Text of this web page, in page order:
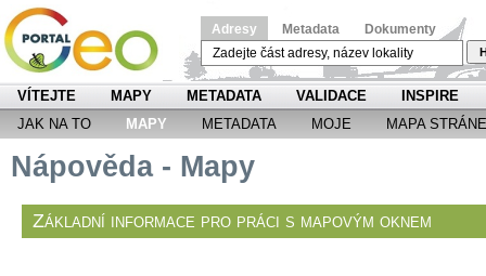
Adresy Metadata Dokumenty
VÍTEJTE MAPY METADATA VALIDACE
INSPIRE
JAK NA TO
MAPY METADATA MOJE MAPA
Nápověda - Mapy
Základní informace pro práci s mapovým oknem